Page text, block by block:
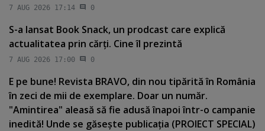
7 AUG 2026 17:14 0
S-a lansat Book Snack, un prodcast care explică
actualitatea prin cărţi. Cine îl prezintă
7 AUG 2026 17:00 0
E pe bune! Revista BRAVO, din nou tipărită în România
în zeci de mii de exemplare. Doar un număr.
"Amintirea" aleasă să fie adusă înapoi într-o campanie
inedită! Unde se găseşte publicaţia (PROIECT SPECIAL)